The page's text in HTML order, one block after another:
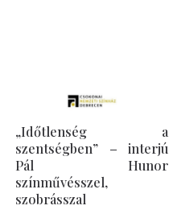
„Időtlenség a
szentségben” – interjú
Pál Hunor
színművésszel,
szobrásszal